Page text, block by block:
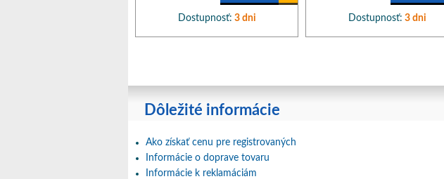
Dostupnosť: 3 dni Dostupnosť: 3 dni
Dôležité informácie
Ako získať cenu pre registrovaných
Informácie o doprave tovaru
Informácie k reklamáciám